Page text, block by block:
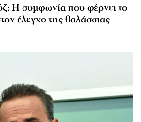
Η συμφωνία που φέρνει το
έλεγχο της θαλάσσιας